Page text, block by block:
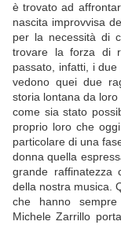
è trovato ad
nascita improvvisa
per la necessità di
trovare la forza di
passato, infatti, i
vedono quei due
storia lontana da
come sia stato
proprio loro che
particolare di una
donna quella
grande raffinatezza
della nostra musica.
che hanno
Michele Zarrillo